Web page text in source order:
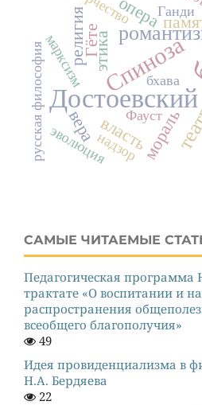
Достоевский
Спиноза
этика
Гёте
религия
мораль
власть
вера
опера
эволюция
бхава
Фауст
надзор
русская философиямарксизм
Ганди
САМЫЕ ЧИТАЕМЫЕ
Педагогическая программа
трактате «О воспитании и
распространения
всеобщего благополучия»
49
Идея провиденциализма в
Н.А. Бердяева
22